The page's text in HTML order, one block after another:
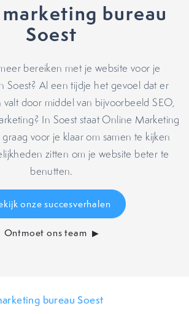
marketing bureau
Soest
bereiken met je website voor je
Soest? Al een tijdje het gevoel dat er
door middel van bijvoorbeeld SEO,
In Soest staat Online Marketing
voor je klaar om samen te kijken
zitten om je website beter te
benutten.
onze succesverhalen
Ontmoet ons team
bureau Soest